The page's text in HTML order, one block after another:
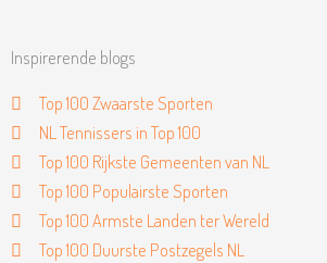
Inspirerende blogs
Top 100 Zwaarste Sporten
NL Tennissers in Top 100
Top 100 Rijkste Gemeenten van NL
Top 100 Populairste Sporten
Top 100 Armste Landen ter Wereld
Top 100 Duurste Postzegels NL